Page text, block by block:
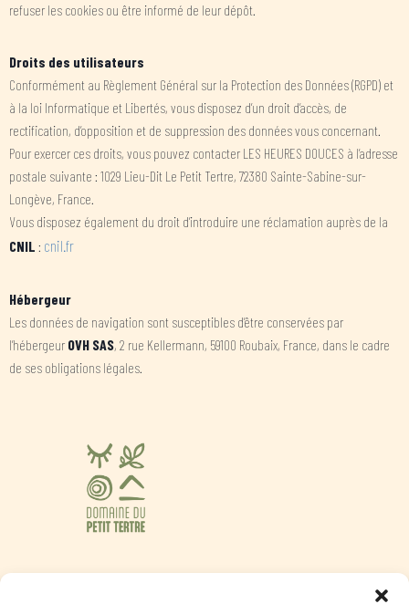
refuser les cookies ou être informé de leur dépôt.
Droits des utilisateurs
Conformément au Règlement Général sur la Protection des Données (RGPD) et
à la loi Informatique et Libertés, vous disposez d’un droit d’accès, de
rectification, d’opposition et de suppression des données vous concernant.
Pour exercer ces droits, vous pouvez contacter LES HEURES DOUCES à l’adresse
postale suivante : 1029 Lieu-Dit Le Petit Tertre, 72380 Sainte-Sabine-sur-
Longève, France.
Vous disposez également du droit d’introduire une réclamation auprès de la
CNIL : cnil.fr
Hébergeur
Les données de navigation sont susceptibles d’être conservées par
l’hébergeur OVH SAS, 2 rue Kellermann, 59100 Roubaix, France, dans le cadre
de ses obligations légales.